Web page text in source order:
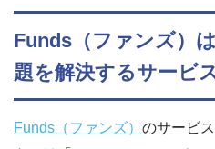
Funds（ファンズ）
題を解決するサービ
Funds（ファンズ） のサービ